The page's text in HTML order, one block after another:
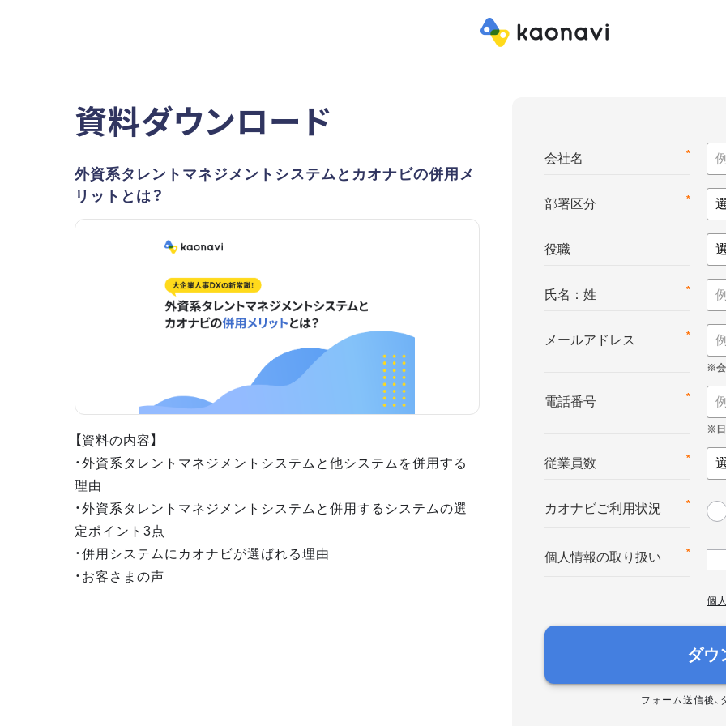
資料ダウンロード
外資系タレントマネジメントシステムとカオナビの併用メ
リットとは？
【資料の内容】
・外資系タレントマネジメントシステムと他システムを併用する
理由
・外資系タレントマネジメントシステムと併用するシステムの選
定ポイント3点
・併用システムにカオナビが選ばれる理由
・お客さまの声
*
会社名
*
部署区分
役職
*
氏名：姓
*
メールアドレス
*
電話番号
*
従業員数
*
カオナビご利用状況
*
個人情報の取り扱い
個
ダウ
フォーム送信後